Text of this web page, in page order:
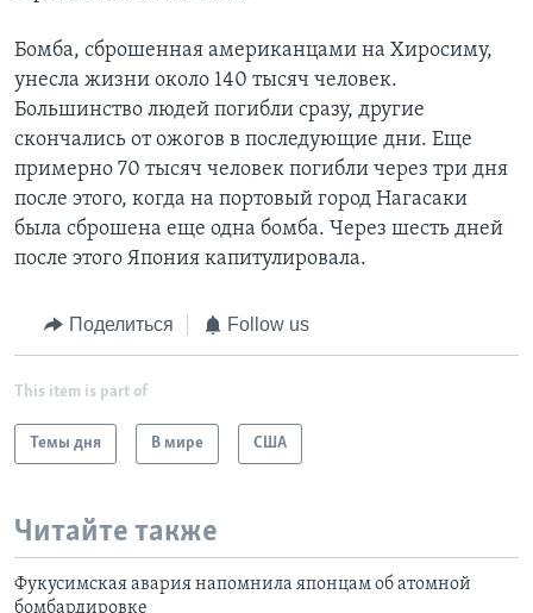
Бомба, сброшенная американцами на Хиросиму,
унесла жизни около 140 тысяч человек.
Большинство людей погибли сразу, другие
скончались от ожогов в последующие дни. Еще
примерно 70 тысяч человек погибли через три дня
после этого, когда на портовый город Нагасаки
была сброшена еще одна бомба. Через шесть дней
после этого Япония капитулировала.
Поделиться Follow us
This item is part of
Темы дня В мире США
Читайте также
Фукусимская авария напомнила японцам об атомной
бомбардировке